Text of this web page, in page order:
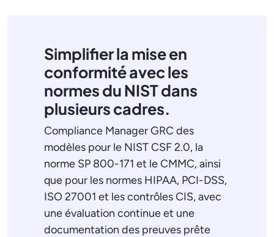
Simplifier la mise en
conformité avec les
normes du NIST dans
plusieurs cadres.
Compliance Manager GRC des
modèles pour le NIST CSF 2.0, la
norme SP 800-171 et le CMMC, ainsi
que pour les normes HIPAA, PCI-DSS,
ISO 27001 et les contrôles CIS, avec
une évaluation continue et une
documentation des preuves prête